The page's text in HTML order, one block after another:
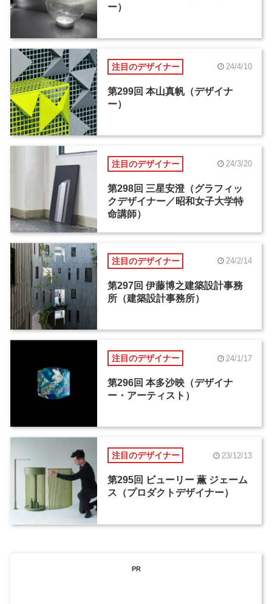
ー）
注目のデザイナー 24/4/10
第299回 本山真帆（デザイナ
ー）
注目のデザイナー 24/3/20
第298回 三星安澄（グラフィッ
クデザイナー／昭和女子大学特
命講師）
注目のデザイナー 24/2/14
第297回 伊藤博之建築設計事務
所（建築設計事務所）
注目のデザイナー 24/1/17
第296回 本多沙映（デザイナ
ー・アーティスト）
注目のデザイナー 23/12/13
第295回 ビューリー 薫 ジェーム
ス（プロダクトデザイナー）
PR